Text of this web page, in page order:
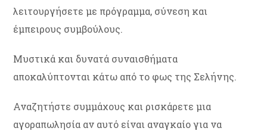
λειτουργήσετε με πρόγραμμα, σύνεση και
έμπειρους συμβούλους.
Μυστικά και δυνατά συναισθήματα
αποκαλύπτονται κάτω από το φως της Σελήνης.
Αναζητήστε συμμάχους και ρισκάρετε μια
αγοραπωλησία αν αυτό είναι αναγκαίο για να